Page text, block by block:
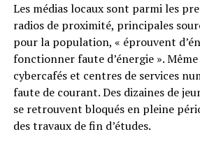
Les médias locaux sont parmi les
radios de proximité, principales
pour la population, « éprouvent
fonctionner faute d’énergie ».
cybercafés et centres de services
faute de courant. Des dizaines de
se retrouvent bloqués en pleine
des travaux de fin d’études.